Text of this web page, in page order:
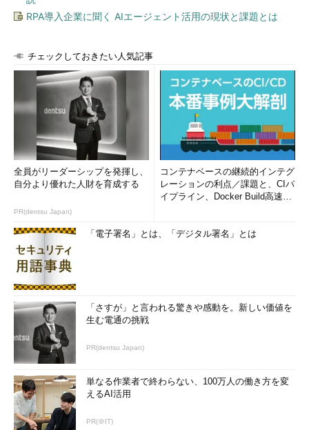
RPA導入企業に聞く AIエージェント活用の現状と課題とは
チェックしておきたい人気記事
全員がリーダーシップを発揮し、
自分より優れた人財を育成する
PR(dentsu Japan)
コンテナベースの継続的インテグ
レーションの利点／課題と、CIパ
イプライン、Docker Build高速化
「電子署名」とは、「デジタル署名」とは
「さすが」と言われる驚きや感動を。新しい価値を
生む電通の挑戦
PR(dentsu Japan)
単なる作業者で終わらない、100万人の働き方を変
えるAI活用
PR(＠IT)